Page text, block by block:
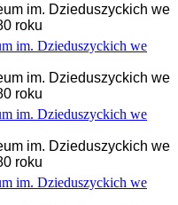
im. Dzieduszyckich we
roku
im. Dzieduszyckich we
roku
im. Dzieduszyckich we
roku